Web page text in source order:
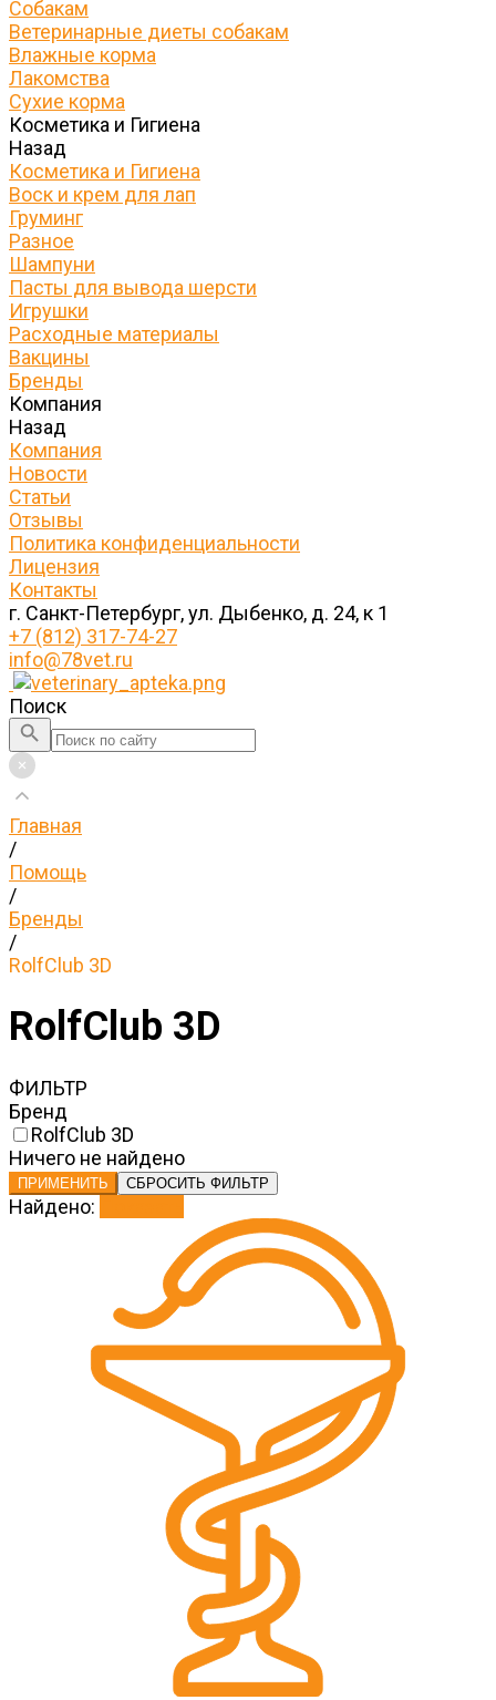
Собакам
Ветеринарные диеты собакам
Влажные корма
Лакомства
Сухие корма
Косметика и Гигиена
Назад
Косметика и Гигиена
Воск и крем для лап
Груминг
Разное
Шампуни
Пасты для вывода шерсти
Игрушки
Расходные материалы
Вакцины
Бренды
Компания
Назад
Компания
Новости
Статьи
Отзывы
Политика конфиденциальности
Лицензия
Контакты
г. Санкт-Петербург, ул. Дыбенко, д. 24, к 1
+7 (812) 317-74-27
info@78vet.ru
Поиск
Главная
/
Помощь
/
Бренды
/
RolfClub 3D
RolfClub 3D
ФИЛЬТР
Бренд
RolfClub 3D
Ничего не найдено
ПРИМЕНИТЬ СБРОСИТЬ ФИЛЬТР
Найдено: